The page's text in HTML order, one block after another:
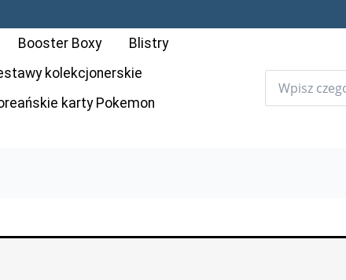
Booster Boxy
Blistry
kolekcjonerskie
karty Pokemon
Karta
Pokémon:
Phantasmal
-